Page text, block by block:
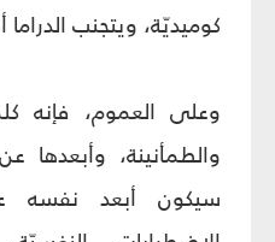
كوميديّة، ويتجنب
وعلى العموم، فإنه
والطمأنينة، وأبعدها
سيكون أبعد نفسه